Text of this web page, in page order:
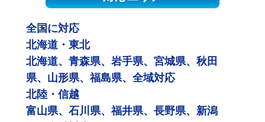
全国に対応
北海道・東北
北海道、青森県、岩手県、宮城県、秋田
県、山形県、福島県、全域対応
北陸・信越
富山県、石川県、福井県、長野県、新潟